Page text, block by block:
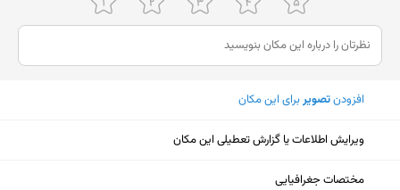
افزودنتصویربرای این مکان
ویرایش اطلاعات یا گزارش تعطیلی این مکان
مختصات جغرافیایی